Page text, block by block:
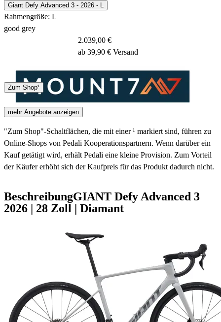
Giant Defy Advanced 3 - 2026 - L
Rahmengröße: L
good grey
Spedition
2 - 4 Tage
2.039,00 €
ab 39,90 € Versand
Zum Shop¹
mehr Angebote anzeigen
"Zum Shop"-Schaltflächen, die mit einer ¹ markiert sind, führen zu
Online-Shops von Pedali Kooperationspartnern. Wenn darüber ein
Kauf getätigt wird, erhält Pedali eine kleine Provision. Zum Vorteil
der Käufer erhöht sich der Kaufpreis für das Produkt dadurch nicht.
BeschreibungGIANT Defy Advanced 3
2026 | 28 Zoll | Diamant